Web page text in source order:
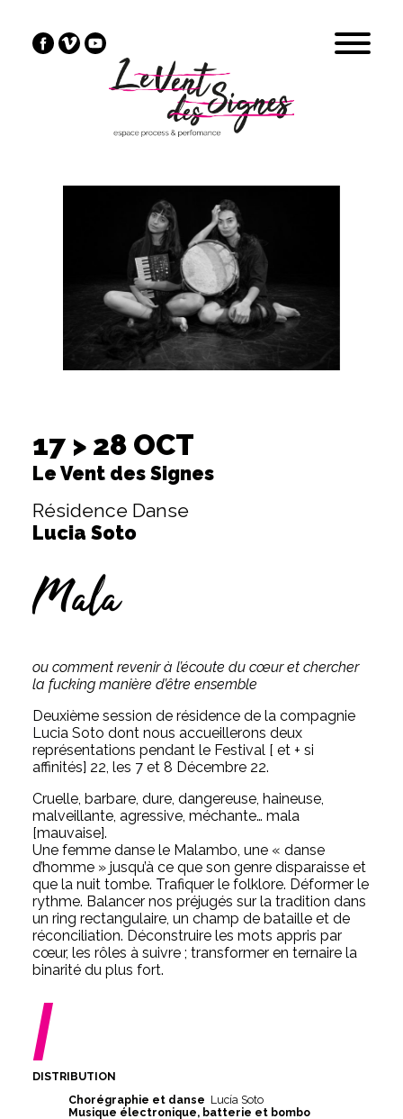
17 > 28 OCT
Le Vent des Signes
Résidence Danse
Lucia Soto
Mala
ou comment revenir à l’écoute du cœur et chercher
la fucking manière d’être ensemble
Deuxième session de résidence de la compagnie
Lucia Soto dont nous accueillerons deux
représentations pendant le Festival [ et + si
affinités] 22, les 7 et 8 Décembre 22.
Cruelle, barbare, dure, dangereuse, haineuse,
malveillante, agressive, méchante… mala
[mauvaise].
Une femme danse le Malambo, une « danse
d’homme » jusqu’à ce que son genre disparaisse et
que la nuit tombe. Trafiquer le folklore. Déformer le
rythme. Balancer nos préjugés sur la tradition dans
un ring rectangulaire, un champ de bataille et de
réconciliation. Déconstruire les mots appris par
cœur, les rôles à suivre ; transformer en ternaire la
binarité du plus fort.
/
DISTRIBUTION
Chorégraphie et danse Lucía Soto
Musique électronique, batterie et bombo